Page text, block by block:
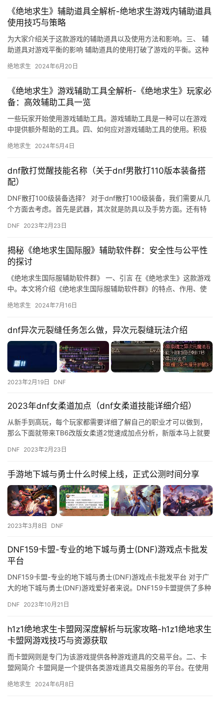
《绝地求生》辅助道具全解析-绝地求生游戏内辅助道具
使用技巧与策略
为大家介绍关于这款游戏的辅助道具以及使用方法和影响。三、 辅
助道具对游戏平衡的影响 辅助道具的使用打破了游戏的平衡。这种
绝地求生 2024年6月20日
《绝地求生》游戏辅助工具全解析-《绝地求生》玩家必
备：高效辅助工具一览
一些玩家开始使用游戏辅助工具。游戏辅助工具是一种可以在游戏
中提供额外帮助的工具。四、如何应对游戏辅助工具的使用。积极
绝地求生 2024年5月4日
dnf散打觉醒技能名称（关于dnf男散打110版本装备搭
配）
DNF散打100级装备选择？ 对于dnf散打100级装备，我们需要从几
个方面去考虑。首先是武器，其次就是防具以及手势方面。还有特
DNF 2023年2月23日
揭秘《绝地求生国际服》辅助软件群：安全性与公平性
的探讨
《绝地求生国际服辅助软件群》 一、引言 在《绝地求生》这款游戏
中。本文将介绍《绝地求生国际服辅助软件群》的特点、作用、使
绝地求生 2024年7月16日
dnf异次元裂缝任务怎么做，异次元裂缝玩法介绍
2023年2月19日 DNF
2023年dnf女柔道加点（dnf女柔道技能详细介绍）
从新手到高玩，每个玩家都需要详细了解自己的职业才可以做到，
那么下面就带来TB6改版女柔道2觉速成加点分析，新版本马上就要
择，…
DNF 2023年2月23日
手游地下城与勇士什么时候上线，正式公测时间分享
2023年3月8日 DNF
DNF159卡盟-专业的地下城与勇士(DNF)游戏点卡批发
平台
DNF159卡盟-专业的地下城与勇士(DNF)游戏点卡批发平台 对于广
大的地下城与勇士(DNF)游戏爱好者来说。DNF159卡盟提供了多种
DNF 2023年10月21日
h1z1绝地求生卡盟网深度解析与玩家攻略-h1z1绝地求生
卡盟网游戏技巧与资源获取
而卡盟网则是专门为该游戏提供各种游戏道具的交易平台。二、卡
盟网简介 卡盟网是一个提供各类游戏道具交易服务的平台。在使用
绝地求生 2024年6月8日